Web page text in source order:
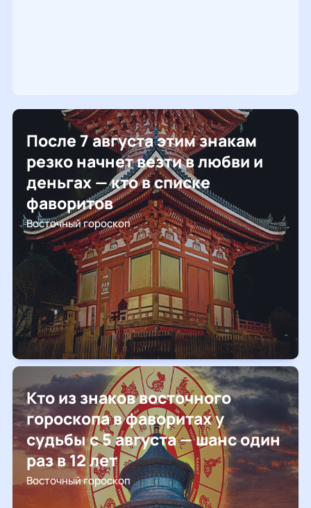
После 7 августа этим знакам
резко начнет везти в любви и
деньгах — кто в списке
фаворитов
Восточный гороскоп
Кто из знаков восточного
гороскопа в фаворитах у
судьбы с 5 августа — шанс один
раз в 12 лет
Восточный гороскоп